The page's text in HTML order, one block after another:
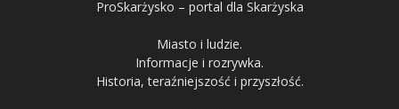
ProSkarżysko – portal dla Skarżyska
Miasto i ludzie.
Informacje i rozrywka.
Historia, teraźniejszość i przyszłość.